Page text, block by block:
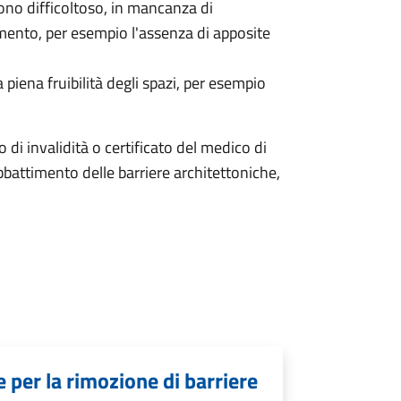
difficoltoso, in mancanza di
per esempio l'assenza di apposite
fruibilità degli spazi, per esempio
di invalidità o certificato del medico di
delle barriere architettoniche,
la rimozione di barriere